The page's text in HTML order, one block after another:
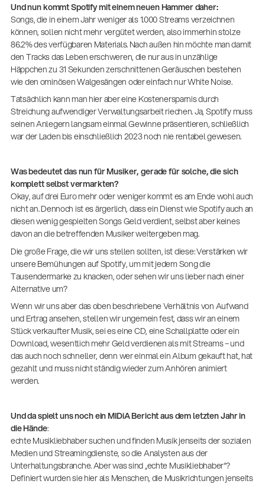
Und nun kommt Spotify mit einem neuen Hammer daher:
Songs, die in einem Jahr weniger als 1.000 Streams verzeichnen
können, sollen nicht mehr vergütet werden, also immerhin stolze
86.2% des verfügbaren Materials. Nach außen hin möchte man damit
den Tracks das Leben erschweren, die nur aus in unzählige
Häppchen zu 31 Sekunden zerschnittenen Geräuschen bestehen
wie den ominösen Walgesängen oder einfach nur White Noise.
Tatsächlich kann man hier aber eine Kostenersparnis durch
Streichung aufwendiger Verwaltungsarbeit riechen. Ja, Spotify muss
seinen Anlegern langsam einmal Gewinne präsentieren, schließlich
war der Laden bis einschließlich 2023 noch nie rentabel gewesen.
Was bedeutet das nun für Musiker, gerade für solche, die sich
komplett selbst vermarkten?
Okay, auf drei Euro mehr oder weniger kommt es am Ende wohl auch
nicht an. Dennoch ist es ärgerlich, dass ein Dienst wie Spotify auch an
diesen wenig gespielten Songs Geld verdient, selbst aber keines
davon an die betreffenden Musiker weitergeben mag.
Die große Frage, die wir uns stellen sollten, ist diese: Verstärken wir
unsere Bemühungen auf Spotify, um mit jedem Song die
Tausendermarke zu knacken, oder sehen wir uns lieber nach einer
Alternative um?
Wenn wir uns aber das oben beschriebene Verhältnis von Aufwand
und Ertrag ansehen, stellen wir ungemein fest, dass wir an einem
Stück verkaufter Musik, sei es eine CD, eine Schallplatte oder ein
Download, wesentlich mehr Geld verdienen als mit Streams – und
das auch noch schneller, denn wer einmal ein Album gekauft hat, hat
gezahlt und muss nicht ständig wieder zum Anhören animiert
werden.
Und da spielt uns noch ein MIDiA Bericht aus dem letzten Jahr in
die Hände:
echte Musikliebhaber suchen und finden Musik jenseits der sozialen
Medien und Streamingdienste, so die Analysten aus der
Unterhaltungsbranche. Aber was sind „echte Musikliebhaber“?
Definiert wurden sie hier als Menschen, die Musikrichtungen jenseits